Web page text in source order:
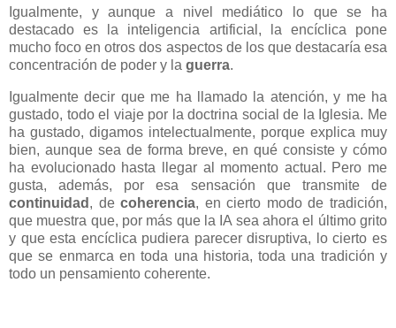
Igualmente, y aunque a nivel mediático lo que se ha
destacado es la inteligencia artificial, la encíclica pone
mucho foco en otros dos aspectos de los que destacaría esa
concentración de poder y la guerra.
Igualmente decir que me ha llamado la atención, y me ha
gustado, todo el viaje por la doctrina social de la Iglesia. Me
ha gustado, digamos intelectualmente, porque explica muy
bien, aunque sea de forma breve, en qué consiste y cómo
ha evolucionado hasta llegar al momento actual. Pero me
gusta, además, por esa sensación que transmite de
continuidad , decoherencia, en cierto modo de tradición,
que muestra que, por más que la IA sea ahora el último grito
y que esta encíclica pudiera parecer disruptiva, lo cierto es
que se enmarca en toda una historia, toda una tradición y
todo un pensamiento coherente.